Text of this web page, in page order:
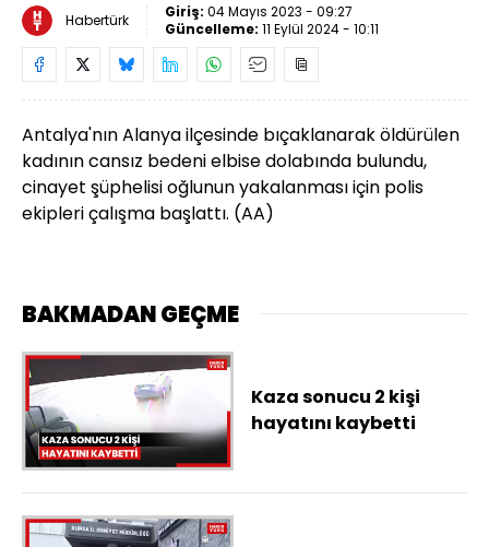
Habertürk Giriş: 04 Mayıs 2023 - 09:27
Güncelleme: 11 Eylül 2024 - 10:11
Antalya'nın Alanya ilçesinde bıçaklanarak öldürülen
kadının cansız bedeni elbise dolabında bulundu,
cinayet şüphelisi oğlunun yakalanması için polis
ekipleri çalışma başlattı. (AA)
BAKMADAN GEÇME
Kaza sonucu 2 kişi
hayatını kaybetti